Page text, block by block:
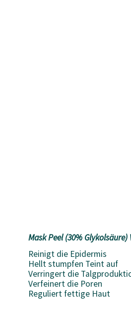
Mask Peel (30%
Reinigt die Epidermis
Hellt stumpfen Teint auf
Verringert die
Verfeinert die Poren
Reguliert fettige Haut